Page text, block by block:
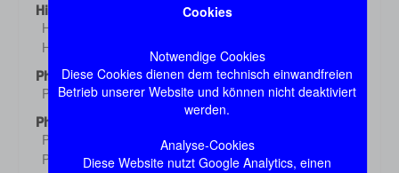
Cookies
Notwendige Cookies
Diese Cookies dienen dem technisch einwandfreien
Betrieb unserer Website und können nicht deaktiviert
werden.
Analyse-Cookies
Diese Website nutzt Google Analytics, einen
Histologie
Histologie s1
Histologie s2 Demo
Physik
Physik
Demo
Physiologie
Physiologie 1
Physiologie 2 Demo